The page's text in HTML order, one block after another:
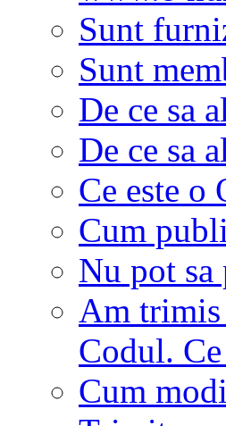
Sunt
Sunt
De ce sa
De ce sa
Ce este o
Cum
Nu pot
Am trimis
Codul.
Cum